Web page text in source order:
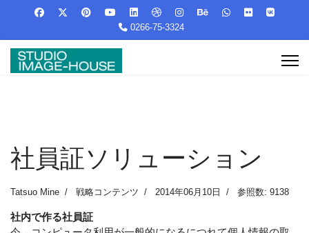
0266-75-3324
社員証ソリューション
Tatsuo Mine 戦略コンテンツ 2014年06月10日 参照数: 9138
社内で作る社員証